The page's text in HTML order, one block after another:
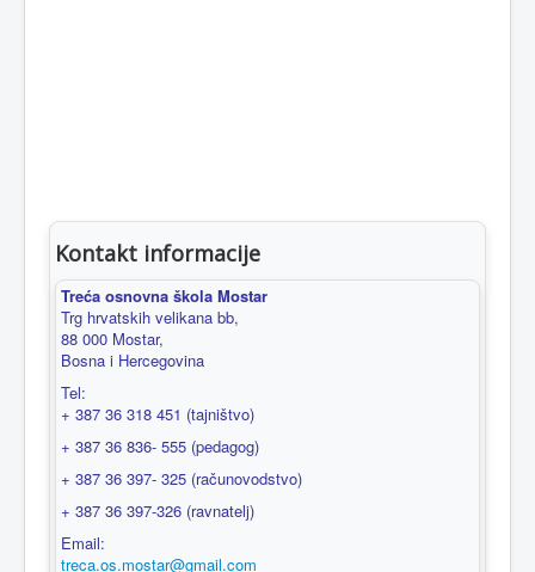
Kontakt informacije
Treća osnovna škola Mostar
Trg hrvatskih velikana bb,
88 000 Mostar,
Bosna i Hercegovina
Tel:
+ 387 36 318 451 (tajništvo)
+ 387 36 836- 555 (pedagog)
+ 387 36 397- 325 (računovodstvo)
+ 387 36 397-326 (ravnatelj)
Email:
treca.os.mostar@gmail.com